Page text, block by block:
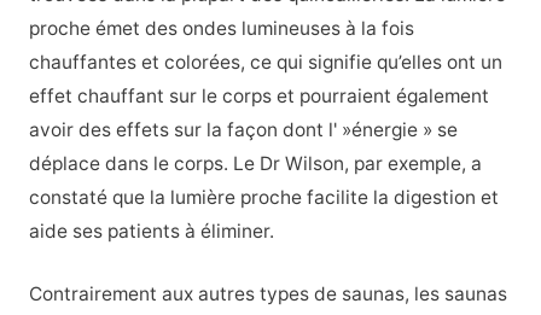
proche émet des ondes lumineuses à la fois
chauffantes et colorées, ce qui signifie qu’elles ont un
effet chauffant sur le corps et pourraient également
avoir des effets sur la façon dont l' »énergie » se
déplace dans le corps. Le Dr Wilson, par exemple, a
constaté que la lumière proche facilite la digestion et
aide ses patients à éliminer.
Contrairement aux autres types de saunas, les saunas